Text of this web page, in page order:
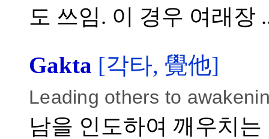
도 쓰임. 이 경우 여래장
Gakta [각타, 覺他]
Leading others to
남을 인도하여 깨우치는